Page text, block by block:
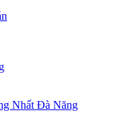
Nhất Đà Năng